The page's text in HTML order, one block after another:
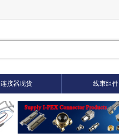
连接器现货 线束组件